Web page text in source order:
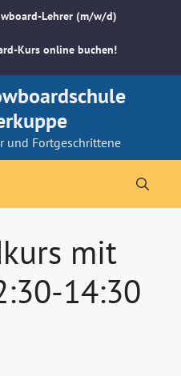
Lehrer (m/w/d)
Kurs online buchen!
und Fortgeschrittene
mit
14:30